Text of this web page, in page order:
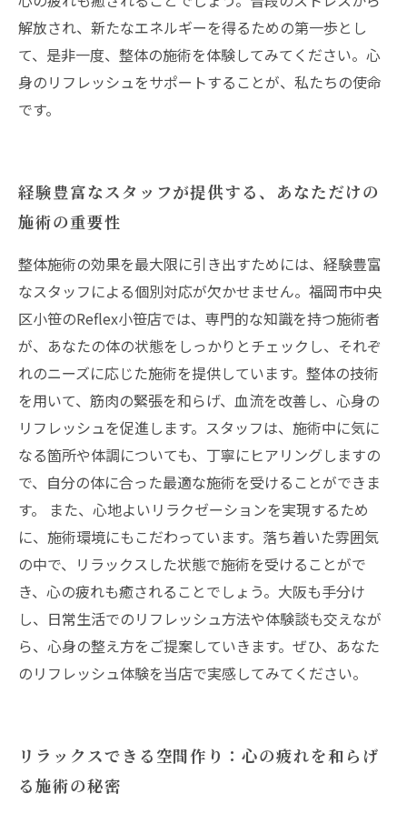
解放され、新たなエネルギーを得るための第一歩とし
て、是非一度、整体の施術を体験してみてください。心
身のリフレッシュをサポートすることが、私たちの使命
です。
経験豊富なスタッフが提供する、あなただけの
施術の重要性
整体施術の効果を最大限に引き出すためには、経験豊富
なスタッフによる個別対応が欠かせません。福岡市中央
区小笹のReflex小笹店では、専門的な知識を持つ施術者
が、あなたの体の状態をしっかりとチェックし、それぞ
れのニーズに応じた施術を提供しています。整体の技術
を用いて、筋肉の緊張を和らげ、血流を改善し、心身の
リフレッシュを促進します。スタッフは、施術中に気に
なる箇所や体調についても、丁寧にヒアリングしますの
で、自分の体に合った最適な施術を受けることができま
す。 また、心地よいリラクゼーションを実現するため
に、施術環境にもこだわっています。落ち着いた雰囲気
の中で、リラックスした状態で施術を受けることがで
き、心の疲れも癒されることでしょう。大阪も手分け
し、日常生活でのリフレッシュ方法や体験談も交えなが
ら、心身の整え方をご提案していきます。ぜひ、あなた
のリフレッシュ体験を当店で実感してみてください。
リラックスできる空間作り：心の疲れを和らげ
る施術の秘密